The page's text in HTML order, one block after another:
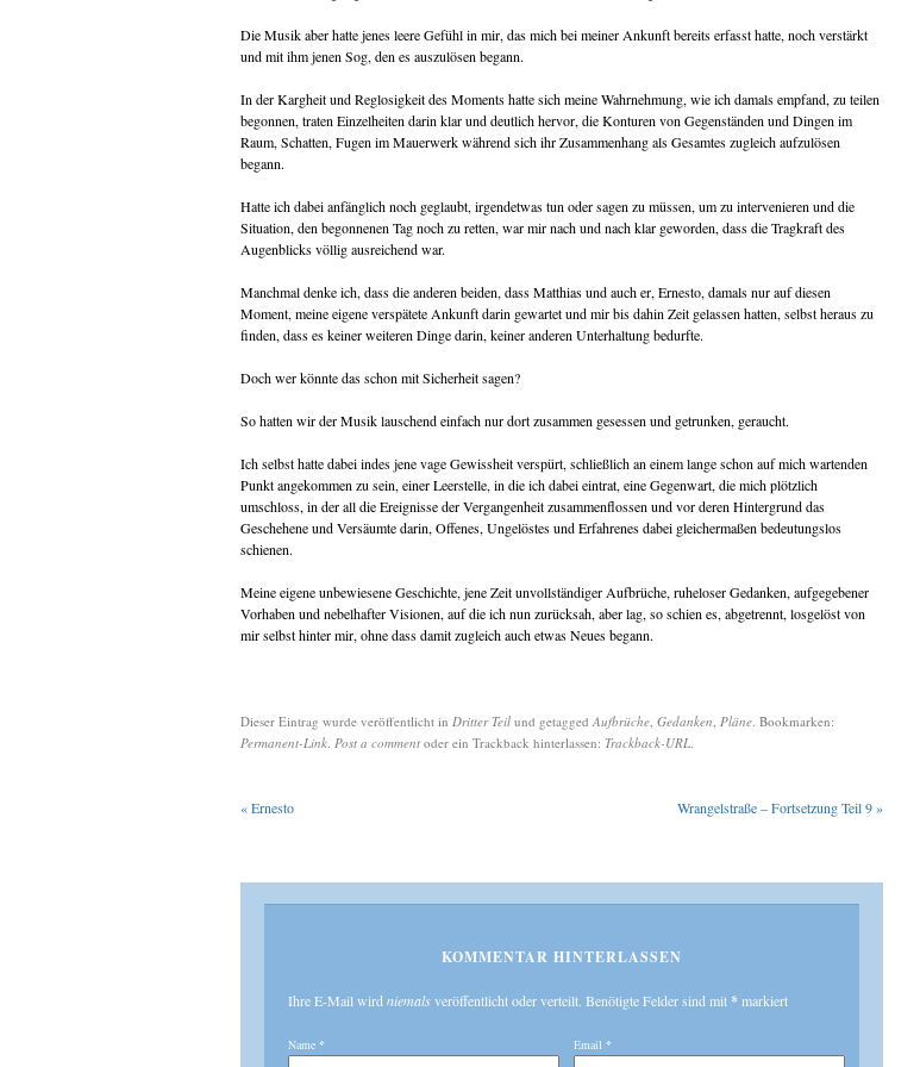
Die Musik aber hatte jenes leere Gefühl in mir, das mich bei meiner Ankunft bereits erfasst hatte, noch verstärkt
und mit ihm jenen Sog, den es auszulösen begann.
In der Kargheit und Reglosigkeit des Moments hatte sich meine Wahrnehmung, wie ich damals empfand, zu teilen
begonnen, traten Einzelheiten darin klar und deutlich hervor, die Konturen von Gegenständen und Dingen im
Raum, Schatten, Fugen im Mauerwerk während sich ihr Zusammenhang als Gesamtes zugleich aufzulösen
begann.
Hatte ich dabei anfänglich noch geglaubt, irgendetwas tun oder sagen zu müssen, um zu intervenieren und die
Situation, den begonnenen Tag noch zu retten, war mir nach und nach klar geworden, dass die Tragkraft des
Augenblicks völlig ausreichend war.
Manchmal denke ich, dass die anderen beiden, dass Matthias und auch er, Ernesto, damals nur auf diesen
Moment, meine eigene verspätete Ankunft darin gewartet und mir bis dahin Zeit gelassen hatten, selbst heraus zu
finden, dass es keiner weiteren Dinge darin, keiner anderen Unterhaltung bedurfte.
Doch wer könnte das schon mit Sicherheit sagen?
So hatten wir der Musik lauschend einfach nur dort zusammen gesessen und getrunken, geraucht.
Ich selbst hatte dabei indes jene vage Gewissheit verspürt, schließlich an einem lange schon auf mich wartenden
Punkt angekommen zu sein, einer Leerstelle, in die ich dabei eintrat, eine Gegenwart, die mich plötzlich
umschloss, in der all die Ereignisse der Vergangenheit zusammenflossen und vor deren Hintergrund das
Geschehene und Versäumte darin, Offenes, Ungelöstes und Erfahrenes dabei gleichermaßen bedeutungslos
schienen.
Meine eigene unbewiesene Geschichte, jene Zeit unvollständiger Aufbrüche, ruheloser Gedanken, aufgegebener
Vorhaben und nebelhafter Visionen, auf die ich nun zurücksah, aber lag, so schien es, abgetrennt, losgelöst von
mir selbst hinter mir, ohne dass damit zugleich auch etwas Neues begann.
Dieser Eintrag wurde veröffentlicht in Dritter Teil und getaggedAufbrüche, Gedanken, Pläne. Bookmarken:
Permanent-Link. Post a comment oder ein Trackback hinterlassen: Trackback-URL.
«Ernesto Wrangelstraße – Fortsetzung Teil 9»
KOMMENTAR HINTERLASSEN
Ihre E-Mail wird niemalsveröffentlicht oder verteilt. Benötigte Felder sind mit*markiert
Name * Email *